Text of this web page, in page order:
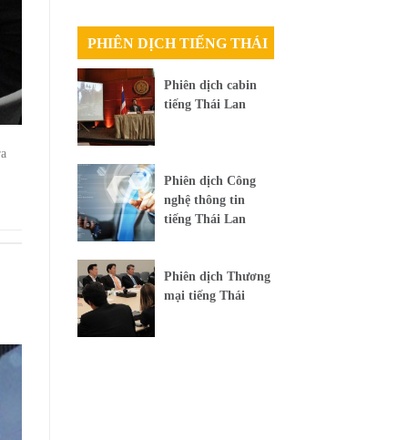
PHIÊN DỊCH TIẾNG THÁI
Phiên dịch cabin
tiếng Thái Lan
Phiên dịch Công
nghệ thông tin
tiếng Thái Lan
Phiên dịch Thương
mại tiếng Thái